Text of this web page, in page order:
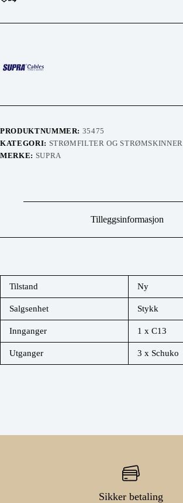
PRODUKTNUMMER: 35475
KATEGORI: STRØMFILTER OG STRØMSKINNER
MERKE: SUPRA
Tilleggsinformasjon
Tilstand Ny
Salgsenhet Stykk
Innganger 1 x C13
Utganger 3 x Schuko
Sikker betaling